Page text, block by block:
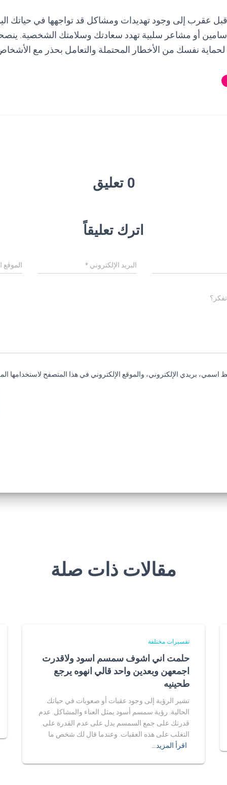
عقرب إلى وجود تهديدات ومشاكل قد تواجهها في حياتك
أو مشاعر سلبية تهدد سعادتك وسلامتك الشخصية.
لحماية نفسك من الأخطار المحتملة والتعامل بحذر مع
0 تعليق
اترك تعليقاً
البريد الإلكتروني* الموقع
اسمي، بريدي الإلكتروني، والموقع الإلكتروني في هذا المتصفح لاستخدامها
مقالات ذات صلة
تفسيرات مختلفة
حلمت اني اشوف سمسم اسود ولاقدرت
اجمعهن وبعدين واحد قالي انهوه يرجع
طحينيه
تشير الرؤية إلى وجود عقبات أو صعوبات في حياتك
الحالية. رؤية سمسم أسود يمثل العناء والمشاكل. عدم
قدرتك على جمع السمسم يدل على عدم القدرة على
التغلب على هذه العقبات. وعندما قال لك شخص ما
اقرأ المزيد…